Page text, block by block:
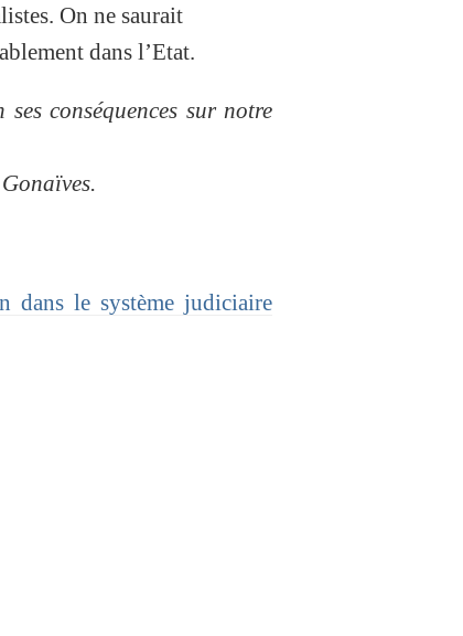
On ne saurait
dans l’Etat.
conséquences sur notre
dans le système judiciaire